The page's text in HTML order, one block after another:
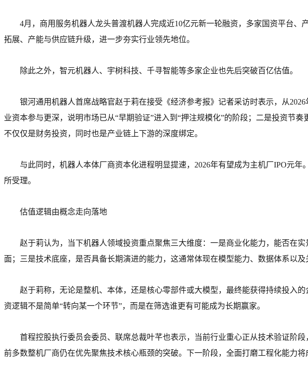
4月，商用服务机器人龙头普渡机器人完成近10亿元新一轮融资，多家国资平台
拓展、产能与供应链升级，进一步夯实行业领先地位。
除此之外，智元机器人、宇树科技、千寻智能等多家企业也先后突破百亿估值。
银河通用机器人首席战略官赵于莉在接受《经济参考报》记者采访时表示，从
业资本参与更深，说明市场已从“早期验证”进入到“押注规模化”的阶段；二是投资节
不仅仅是财务投资，同时也是产业链上下游的深度绑定。
与此同时，机器人本体厂商资本化进程明显提速，2026年有望成为主机厂IPO元
所受理。
估值逻辑由概念走向落地
赵于莉认为，当下机器人领域投资重点聚焦三大维度：一是商业化能力，能否在
面；三是技术底座，是否具备长期演进的能力，这通常体现在模型能力、数据体系以及
赵于莉称，无论是整机、本体，还是核心零部件或大模型，最终能获得持续投入
资逻辑不是简单“转向某一个环节”，而是在筛选谁更有可能成为长期赢家。
首程控股执行委员会委员、联席总裁叶芊也表示，当前行业重心正从技术验证阶
前多数整机厂商仍在优先聚焦技术核心瓶颈的突破。下一阶段，全面打磨工程化能力将